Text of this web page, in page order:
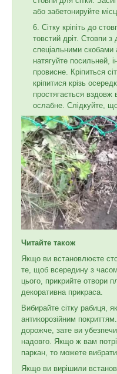
або забетонируйте
Сітку кріпіть до
товстий дріт. Стовпи з
спеціальними
натягуйте посильней,
провисне. Кріпиться
кріпитися крізь
простягається вздовж
ослабне. Слідкуйте,
Читайте також
Якщо ви встановлюєте
те, щоб всередину з
цього, прикрийте отвори
декоративна прикраса.
Вибирайте сітку рабиця,
антикорозійним
дорожче, зате ви
надовго. Якщо ж вам
паркан, то можете вибрати
Якщо ви вирішили